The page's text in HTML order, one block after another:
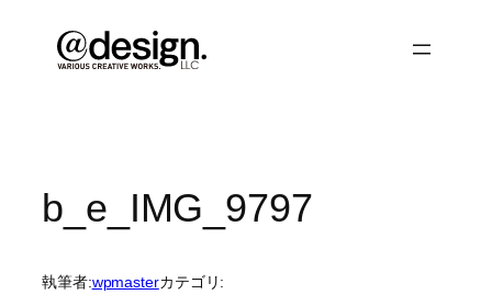
b_e_IMG_9797
執筆者:wpmasterカテゴリ: